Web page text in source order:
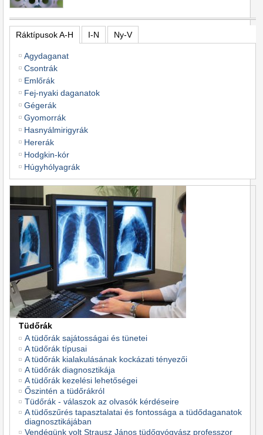
Ráktípusok A-H I-N Ny-V
Agydaganat
Csontrák
Emlőrák
Fej-nyaki daganatok
Gégerák
Gyomorrák
Hasnyálmirigyrák
Hererák
Hodgkin-kór
Húgyhólyagrák
Tüdőrák
A tüdőrák sajátosságai és tünetei
A tüdőrák típusai
A tüdőrák kialakulásának kockázati tényezői
A tüdőrák diagnosztikája
A tüdőrák kezelési lehetőségei
Őszintén a tüdőrákról
Tüdőrák - válaszok az olvasók kérdéseire
A tüdőszűrés tapasztalatai és fontossága a tüdődaganatok
diagnosztikájában
Vendégünk volt Strausz János tüdőgyógyász professzor